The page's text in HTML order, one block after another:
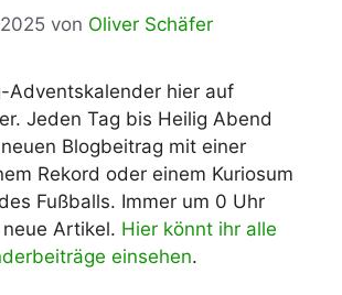
von Oliver Schäfer
Adventskalender hier auf
Jeden Tag bis Heilig Abend
Blogbeitrag mit einer
Rekord oder einem Kuriosum
Fußballs. Immer um 0 Uhr
Artikel. Hier könnt ihr alle
einsehen.